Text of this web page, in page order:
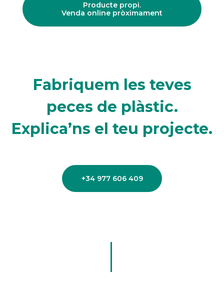
Producte propi.
Venda online pròximament
Fabriquem les teves
peces de plàstic.
Explica’ns el teu projecte.
+34 977 606 409